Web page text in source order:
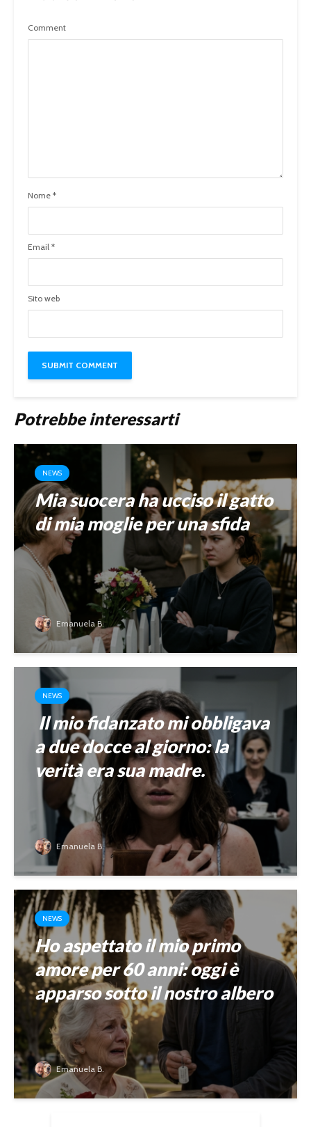
Comment
Nome *
Email *
Sito web
Potrebbe interessarti
NEWS
Mia suocera ha ucciso il gatto
di mia moglie per una sfida
Emanuela B.
NEWS
Il mio fidanzato mi obbligava
a due docce al giorno: la
verità era sua madre.
Emanuela B.
NEWS
Ho aspettato il mio primo
amore per 60 anni: oggi è
apparso sotto il nostro albero
Emanuela B.